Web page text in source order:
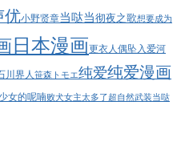
优小野贤章当哒当彻夜之歌想要成为
日本漫画更衣人偶坠入爱河
川界人笹森トモエ纯爱纯爱漫画
女的呢喃败犬女主太多了超自然武装当哒